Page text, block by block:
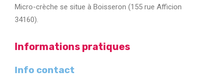
Micro-crèche se situe à Boisseron (155 rue Afficion
34160).
Informations pratiques
Info contact